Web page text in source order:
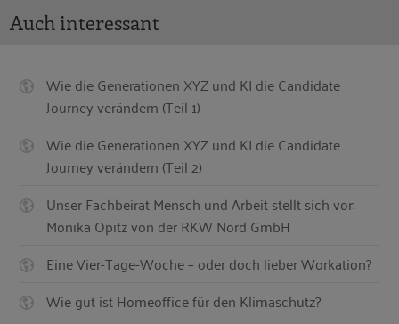
Auch interessant
Wie die Generationen XYZ und KI die Candidate
Journey verändern (Teil 1)
Wie die Generationen XYZ und KI die Candidate
Journey verändern (Teil 2)
Unser Fachbeirat Mensch und Arbeit stellt sich vor:
Monika Opitz von der RKW Nord GmbH
Eine Vier-Tage-Woche – oder doch lieber Workation?
Wie gut ist Homeoffice für den Klimaschutz?